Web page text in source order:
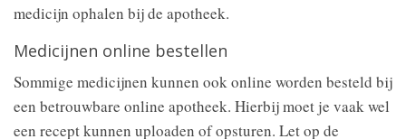
medicijn ophalen bij de apotheek.
Medicijnen online bestellen
Sommige medicijnen kunnen ook online worden besteld bij
een betrouwbare online apotheek. Hierbij moet je vaak wel
een recept kunnen uploaden of opsturen. Let op de